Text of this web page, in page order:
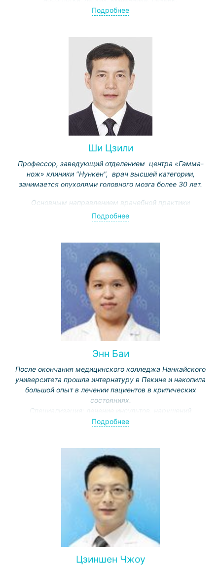
гинекологического рака, метастазов в головной мозг,
Подробнее
Ши Цзили
Профессор, заведующий отделением центра «Гамма-
нож» клиники "Нункен", врач высшей категории,
занимается опухолями головного мозга более 30 лет.
Основным направлением врачебной практики
является радиохирургическое лечение как
доброкачественных опухолей (неврином, менингиом,
мостомозжечкового угла и др.), так и злокачественных
- одиночных и множественных метастазов в головном
мозге (в том числе посредством многократного
воздействия “Гамма-ножом”).
Подробнее
Энн Баи
После окончания медицинского колледжа Нанкайского
университета прошла интернатуру в Пекине и накопила
большой опыт в лечении пациентов в критических
состояниях.
Специализация: лечение инсультов, нарушений
сознания, респираторных заболеваний.
Подробнее
Цзиншен Чжоу